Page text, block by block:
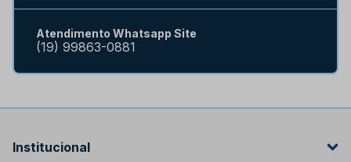
Atendimento Whatsapp Site
(19) 99863-0881
Institucional